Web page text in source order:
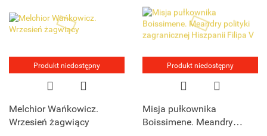
Produkt niedostępny
Melchior Wańkowicz.
Wrzesień żagwiący
Produkt niedostępny
Misja pułkownika
Boissimene. Meandry